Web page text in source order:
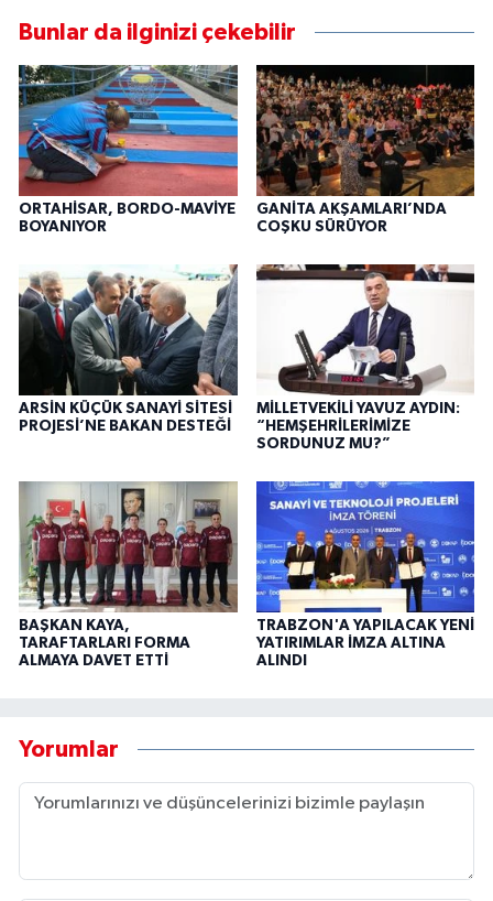
Bunlar da ilginizi çekebilir
ORTAHİSAR, BORDO-MAVİYE
BOYANIYOR
GANİTA AKŞAMLARI’NDA
COŞKU SÜRÜYOR
ARSİN KÜÇÜK SANAYİ SİTESİ
PROJESİ’NE BAKAN DESTEĞİ
MİLLETVEKİLİ YAVUZ AYDIN:
“HEMŞEHRİLERİMİZE
SORDUNUZ MU?”
BAŞKAN KAYA,
TARAFTARLARI FORMA
ALMAYA DAVET ETTİ
TRABZON'A YAPILACAK YENİ
YATIRIMLAR İMZA ALTINA
ALINDI
Yorumlar